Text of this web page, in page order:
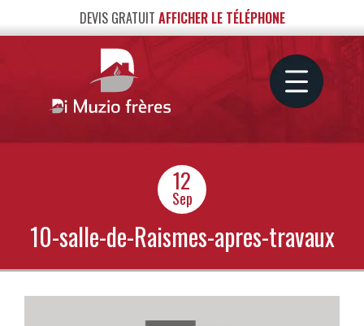
DEVIS GRATUIT AFFICHER LE TÉLÉPHONE
12
Sep
10-salle-de-Raismes-apres-travaux